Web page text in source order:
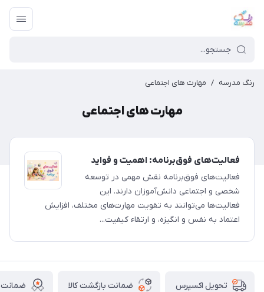
رنگ مدرسه / مهارت های اجتماعی
مهارت های اجتماعی
فعالیت‌های فوق‌برنامه: اهمیت و فواید
فعالیت‌های فوق‌برنامه نقش مهمی در توسعه
شخصی و اجتماعی دانش‌آموزان دارند. این
فعالیت‌ها می‌توانند به تقویت مهارت‌های مختلف، افزایش
اعتماد به نفس و انگیزه، و ارتقاء کیفیت...
تحویل اکسپرس ضمانت بازگشت کالا ضمانت